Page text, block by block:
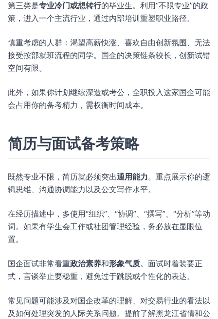
第三类是专业冷门或想转行的毕业生。利用“不限专业”的政
策，进入一个主流行业，通过内部培训重塑职业路径。
慎重考虑的人群：渴望高薪快涨、喜欢自由创新氛围、无法
接受按部就班流程的同学。国企的决策链条较长，创新试错
空间有限。
此外，如果你计划继续深造或考公，全职投入这家国企可能
会占用你的备考精力，需权衡时间成本。
简历与面试备考策略
既然专业不限，简历就必须突出通用能力。重点展示你的逻
辑思维、沟通协调能力以及公文写作水平。
在经历描述中，多使用“组织”、“协调”、“撰写”、“分析”等动
词。如果有学生会工作或社团管理经验，务必放在显眼位
置。
国企面试非常看重政治素养和形象气质。面试时着装要正
式，言谈举止要稳重，避免过于跳脱或个性化的表达。
常见问题可能涉及对国企改革的理解、对交易行业的看法以
及如何处理突发的人际关系问题。提前了解黑龙江省情和公